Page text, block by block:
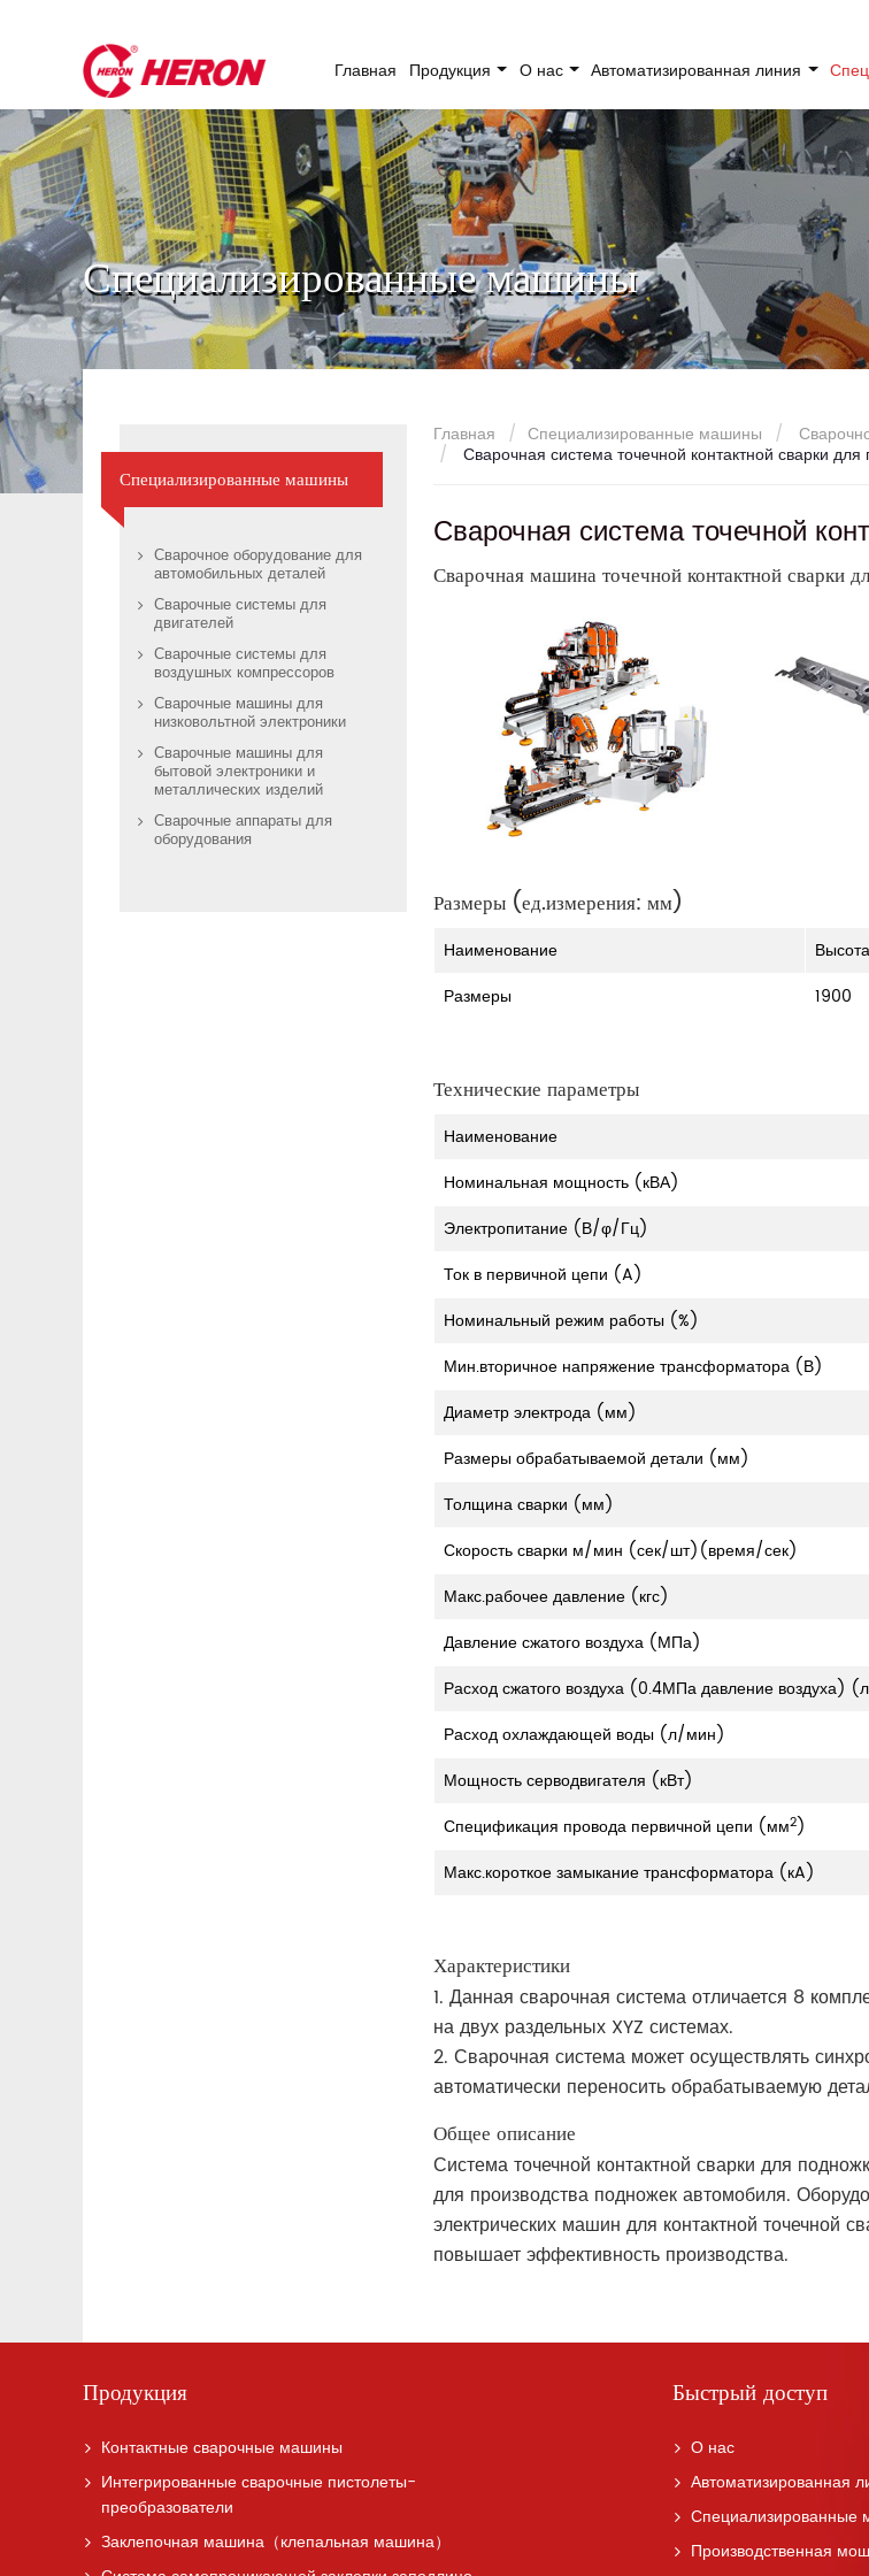
Главная Продукция О нас Автоматизированная линия
Специализированные машины
Главная Специализированные машины
Сварочная система точечной контактной сварки
Сварочная система точечной
Сварочная машина точечной контактной сварки
Размеры (ед.измерения: мм)
Наименование Высота
Размеры
1900
Технические параметры
Наименование
Номинальная мощность (кВА)
Электропитание (В/φ/Гц)
Ток в первичной цепи (A)
Номинальный режим работы (%)
Мин.вторичное напряжение трансформатора (В)
Диаметр электрода (мм)
Размеры обрабатываемой детали (мм)
Толщина сварки (мм)
Скорость сварки м/мин (сек/шт)(время/сек)
Макс.рабочее давление (кгс)
Давление сжатого воздуха (МПа)
Расход сжатого воздуха (0.4МПа давление воздуха)
Расход охлаждающей воды (л/мин)
Мощность серводвигателя (кВт)
Спецификация провода первичной цепи (мм2)
Макс.короткое замыкание трансформатора (кA)
Характеристики
1. Данная сварочная система отличается 8
на двух раздельных XYZ системах.
2. Сварочная система может осуществлять
автоматически переносить обрабатываемую
Общее описание
Система точечной контактной сварки для
для производства подножек автомобиля.
электрических машин для контактной точечной
повышает эффективность производства.
Специализированные машины
Сварочное оборудование для
автомобильных деталей
Сварочные системы для
двигателей
Сварочные системы для
воздушных компрессоров
Сварочные машины для
низковольтной электроники
Сварочные машины для
бытовой электроники и
металлических изделий
Сварочные аппараты для
оборудования
Продукция
Контактные сварочные машины
Интегрированные сварочные пистолеты-
преобразователи
Заклепочная машина（клепальная машина）
Быстрый доступ
О нас
Автоматизированная
Специализированные
Производственная